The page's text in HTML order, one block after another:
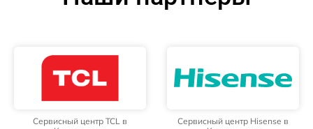
Сервисный центр TCL в
Сервисный центр Hisense в